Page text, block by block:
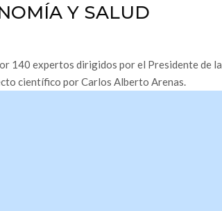
Y SALUD
140 expertos dirigidos por el Presidente de la
científico por Carlos Alberto Arenas.